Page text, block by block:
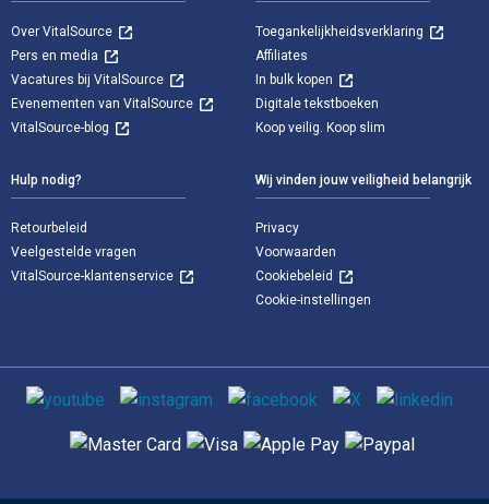
Over VitalSource
Pers en media
Vacatures bij VitalSource
Evenementen van VitalSource
VitalSource-blog
Toegankelijkheidsverklaring
Affiliates
In bulk kopen
Digitale tekstboeken
Koop veilig. Koop slim
Hulp nodig?
Retourbeleid
Veelgestelde vragen
VitalSource-klantenservice
Wij vinden jouw veiligheid belangrijk
Privacy
Voorwaarden
Cookiebeleid
Cookie-instellingen
Sociale media
Ondersteunde betaalmethoden